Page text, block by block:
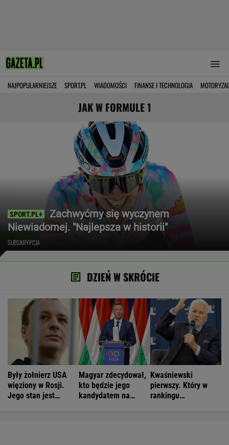
NAJPOPULARNIEJSZE SPORT.PL WIADOMOŚCI FINANSE I TECHNOLOGIA
JAK W FORMULE 1
Zachwyćmy się wyczynem
Niewiadomej. "Najlepsza w historii"
SUBSKRYPCJA
DZIEŃ W SKRÓCIE
Były żołnierz USA
więziony w Rosji.
Jego stan jest
Magyar zdecydował,
kto będzie jego
kandydatem na
Kwaśniewski
pierwszy. Który w
rankingu